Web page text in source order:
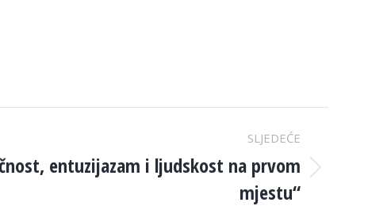
SLJEDEĆE
entuzijazam i ljudskost na prvom
mjestu“